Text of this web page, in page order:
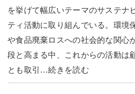
を挙げて幅広いテーマのサステナ
ティ活動に取り組んでいる。環境
や食品廃棄ロスへの社会的な関心
段と高まる中、これからの活動は
とも取引…続きを読む